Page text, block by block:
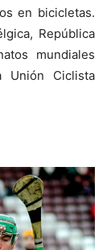
en bicicletas.
República
mundiales
Ciclista